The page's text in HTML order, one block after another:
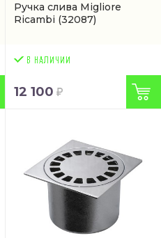
Ручка слива Migliore
Ricambi (32087)
12 100